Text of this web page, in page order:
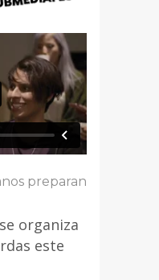
preparan
organiza
este